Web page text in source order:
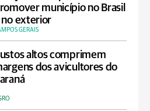
município no Brasil
no exterior
GERAIS
altos comprimem
dos avicultores do